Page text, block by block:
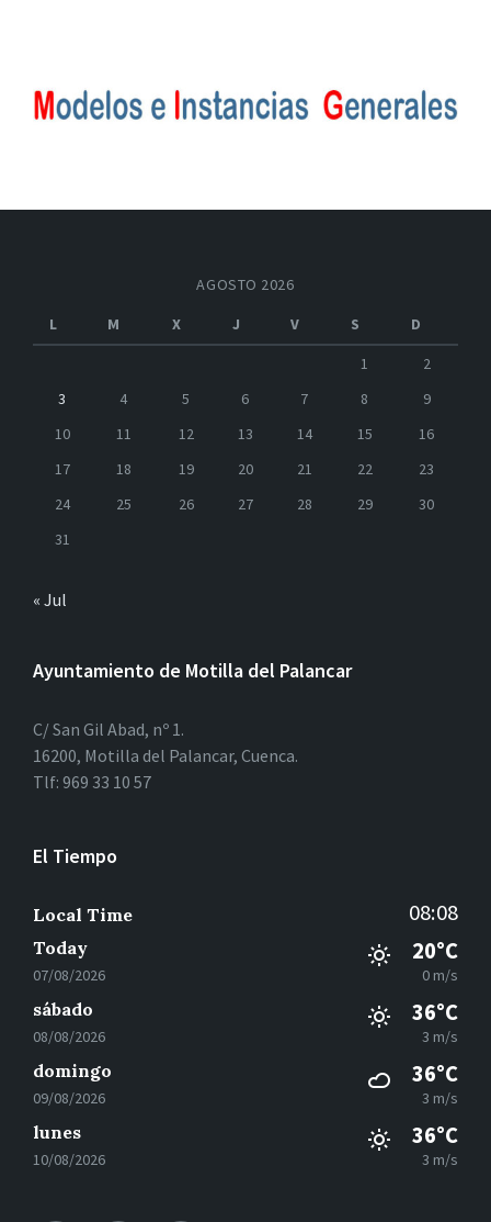
AGOSTO 2026
L
M X J V S
D
1
2
3
4 5 6 7 8
9
10
11 12 13 14 15
16
17
18 19 20 21 22
23
24
25 26 27 28 29
30
31
« Jul
Ayuntamiento de Motilla del Palancar
C/ San Gil Abad, nº 1.
16200, Motilla del Palancar, Cuenca.
Tlf: 969 33 10 57
El Tiempo
Local Time 08:08
Today
07/08/2026
20°C
0 m/s
sábado
08/08/2026
36°C
3 m/s
domingo
09/08/2026
36°C
3 m/s
lunes
10/08/2026
36°C
3 m/s